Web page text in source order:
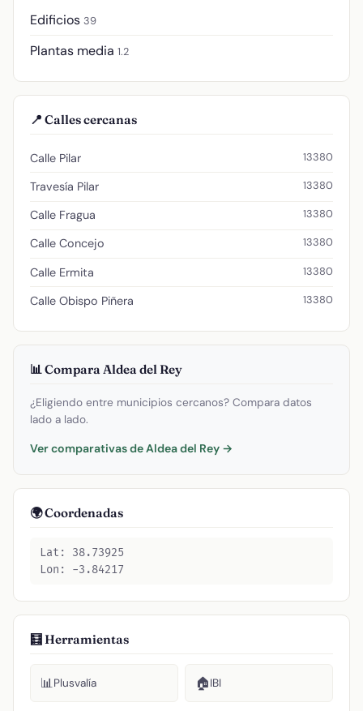
Edificios 39
Plantas media 1.2
📍 Calles cercanas
Calle Pilar 13380
Travesía Pilar 13380
Calle Fragua 13380
Calle Concejo 13380
Calle Ermita 13380
Calle Obispo Piñera 13380
📊 Compara Aldea del Rey
¿Eligiendo entre municipios cercanos? Compara datos
lado a lado.
Ver comparativas de Aldea del Rey →
🌍 Coordenadas
Lat: 38.73925
Lon: -3.84217
🧮 Herramientas
📊Plusvalía 🏠IBI